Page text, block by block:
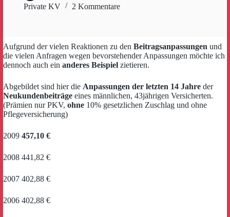
Private KV
2 Kommentare
Aufgrund der vielen Reaktionen zu den Beitragsanpassungen und
die vielen Anfragen wegen bevorstehender Anpassungen möchte ich
dennoch auch ein anderes Beispiel zietieren.
Abgebildet sind hier die Anpassungen der letzten 14 Jahre der
Neukundenbeiträge eines männlichen, 43jährigen Versicherten.
(Prämien nur PKV, ohne 10% gesetzlichen Zuschlag und ohne
Pflegeversicherung)
2009 457,10 €
2008 441,82 €
2007 402,88 €
2006 402,88 €